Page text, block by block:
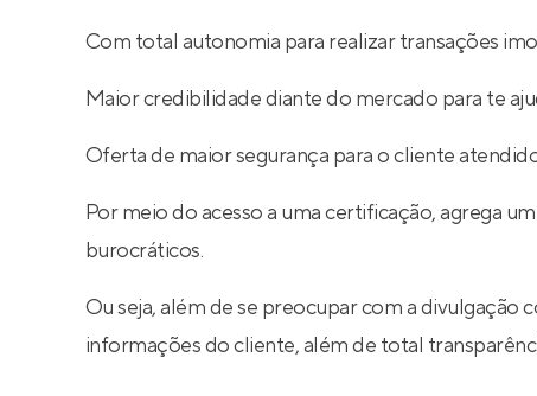
Com total autonomia para realizar transações
Maior credibilidade diante do mercado para te
Oferta de maior segurança para o cliente
Por meio do acesso a uma certificação, agrega
burocráticos.
Ou seja, além de se preocupar com a
informações do cliente, além de total